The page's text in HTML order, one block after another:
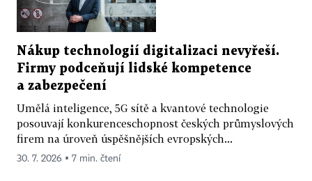
Nákup technologií digitalizaci nevyřeší.
Firmy podceňují lidské kompetence
a zabezpečení
Umělá inteligence, 5G sítě a kvantové technologie
posouvají konkurenceschopnost českých průmyslových
firem na úroveň úspěšnějších evropských...
30. 7. 2026 ▪ 7 min. čtení